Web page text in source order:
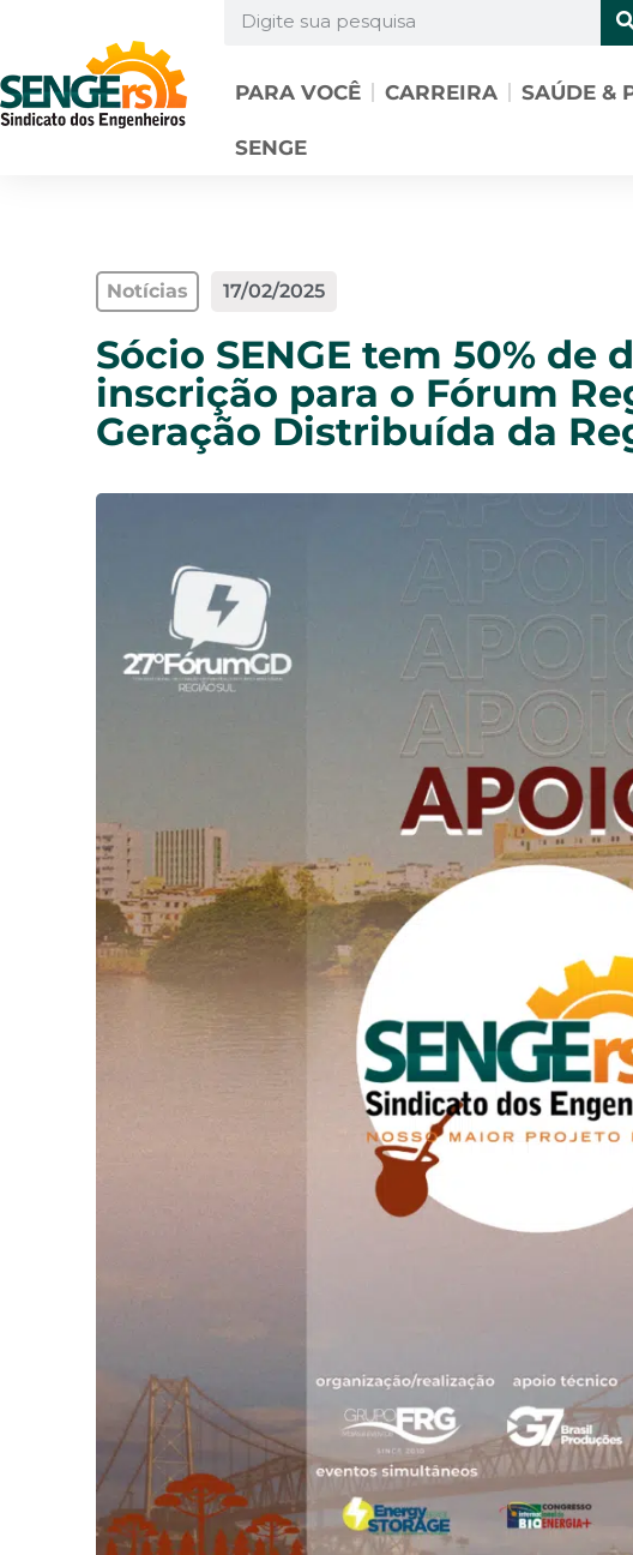
PARA VOCÊ CARREIRA SAÚDE &
SENGE
Notícias 17/02/2025
Sócio SENGE tem 50% de
inscrição para o Fórum
Geração Distribuída da